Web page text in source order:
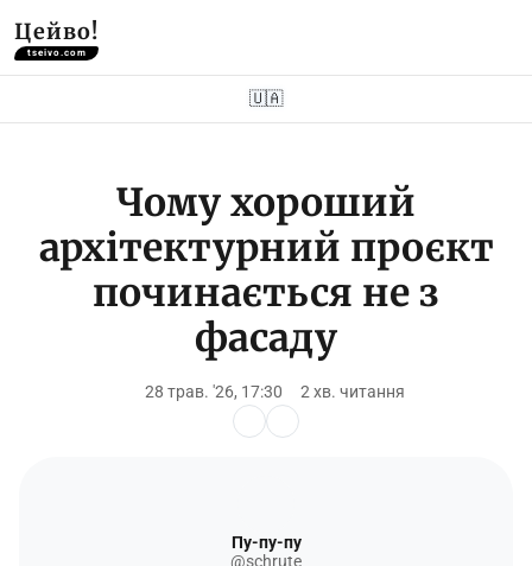
Цейво!
tseivo.com
🇺🇦
Чому хороший
архітектурний проєкт
починається не з
фасаду
28 трав. '26, 17:30 2 хв. читання
Пу-пу-пу
@schrute